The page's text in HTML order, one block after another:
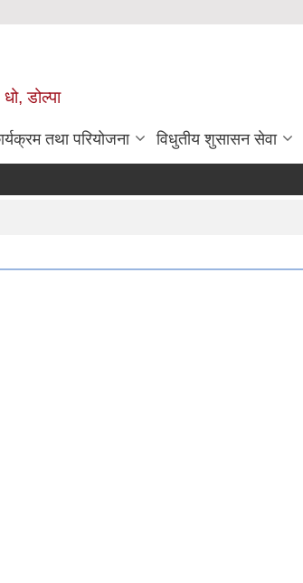
डोल्पा
तथा परियोजना विधुतीय शुसासन सेवा